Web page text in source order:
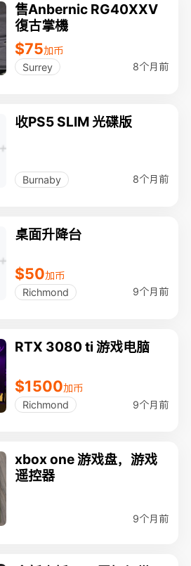
售Anbernic RG40XXV
復古掌機
$75加币
Surrey
8个月前
收PS5 SLIM 光碟版
Burnaby 8个月前
桌面升降台
$50加币
Richmond
9个月前
RTX 3080 ti 游戏电脑
$1500加币
Richmond
9个月前
xbox one 游戏盘，游戏
遥控器
9个月前